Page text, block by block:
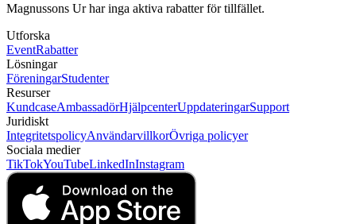
Magnussons Ur har inga aktiva rabatter för tillfället.
Utforska
EventRabatter
Lösningar
FöreningarStudenter
Resurser
KundcaseAmbassadörHjälpcenterUppdateringarSupport
Juridiskt
IntegritetspolicyAnvändarvillkorÖvriga policyer
Sociala medier
TikTokYouTubeLinkedInInstagram